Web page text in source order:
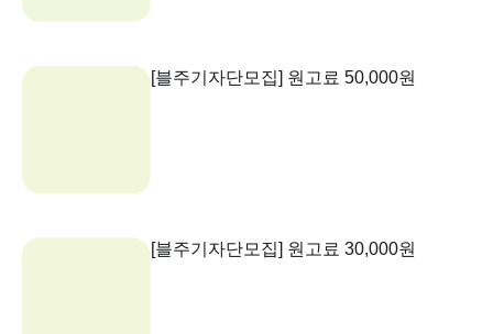
[블주기자단모집] 원고료 50,000원
[블주기자단모집] 원고료 30,000원